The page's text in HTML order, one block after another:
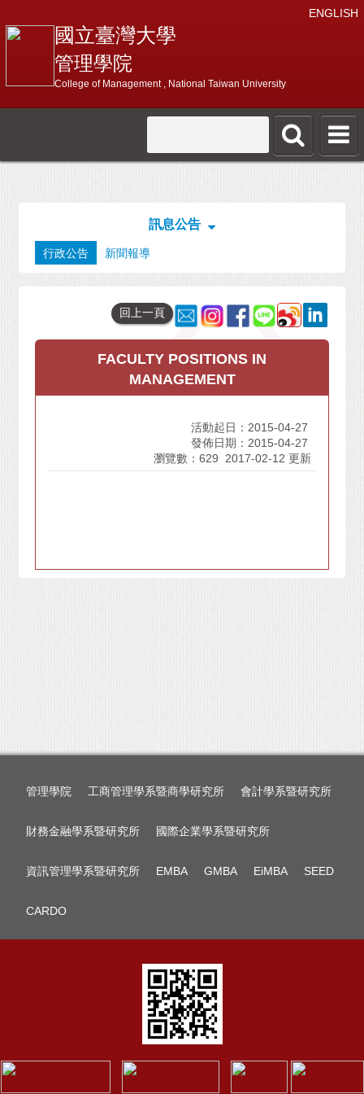
ENGLISH
國立臺灣大學
管理學院
College of Management , National Taiwan University
訊息公告
行政公告 新聞報導
回上一頁
FACULTY POSITIONS IN
MANAGEMENT
活動起日：2015-04-27
發佈日期：2015-04-27
瀏覽數：629
2017-02-12 更新
管理學院 工商管理學系暨商學研究所 會計學系暨研究所
財務金融學系暨研究所 國際企業學系暨研究所
資訊管理學系暨研究所 EMBA GMBA EiMBA SEED
CARDO